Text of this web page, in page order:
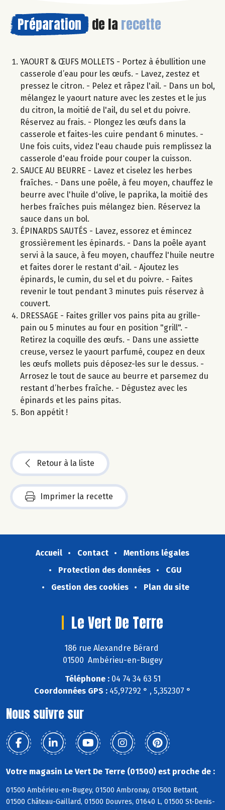
Préparation de la recette
YAOURT & ŒUFS MOLLETS - Portez à ébullition une
casserole d’eau pour les œufs. - Lavez, zestez et
pressez le citron. - Pelez et râpez l'ail. - Dans un bol,
mélangez le yaourt nature avec les zestes et le jus
du citron, la moitié de l'ail, du sel et du poivre.
Réservez au frais. - Plongez les œufs dans la
casserole et faites-les cuire pendant 6 minutes. -
Une fois cuits, videz l'eau chaude puis remplissez la
casserole d'eau froide pour couper la cuisson.
SAUCE AU BEURRE - Lavez et ciselez les herbes
fraîches. - Dans une poêle, à feu moyen, chauffez le
beurre avec l'huile d'olive, le paprika, la moitié des
herbes fraîches puis mélangez bien. Réservez la
sauce dans un bol.
ÉPINARDS SAUTÉS - Lavez, essorez et émincez
grossièrement les épinards. - Dans la poêle ayant
servi à la sauce, à feu moyen, chauffez l'huile neutre
et faites dorer le restant d'ail. - Ajoutez les
épinards, le cumin, du sel et du poivre. - Faites
revenir le tout pendant 3 minutes puis réservez à
couvert.
DRESSAGE - Faites griller vos pains pita au grille-
pain ou 5 minutes au four en position "grill". -
Retirez la coquille des œufs. - Dans une assiette
creuse, versez le yaourt parfumé, coupez en deux
les œufs mollets puis déposez-les sur le dessus. -
Arrosez le tout de sauce au beurre et parsemez du
restant d’herbes fraîche. - Dégustez avec les
épinards et les pains pitas.
Bon appétit !
Retour à la liste
Imprimer la recette
Accueil Contact
Mentions légales
Protection des données
CGU
Gestion des cookies
Plan du site
Le Vert De Terre
186 rue Alexandre Bérard
01500 Ambérieu-en-Bugey
Téléphone :04 74 34 63 51
Coordonnées GPS : 45,97292 ° , 5,352307 °
Nous suivre sur
Votre magasin Le Vert De Terre (01500) est proche de :
01500 Ambérieu-en-Bugey, 01500 Ambronay, 01500 Bettant,
01500 Château-Gaillard, 01500 Douvres, 01640 L, 01500 St-Denis-